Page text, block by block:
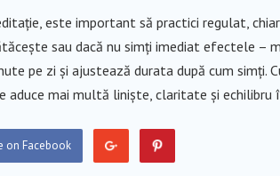
este important să practici regulat,
sau dacă nu simți imediat efectele –
pe zi și ajustează durata după cum simți.
aduce mai multă liniște, claritate și echilibru
on Facebook